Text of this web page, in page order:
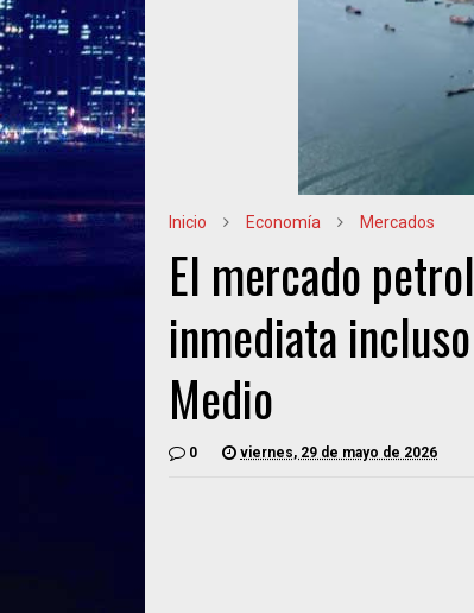
Inicio Economía Mercados
El mercado
inmediata
Medio
0 viernes, 29 de mayo de 2026